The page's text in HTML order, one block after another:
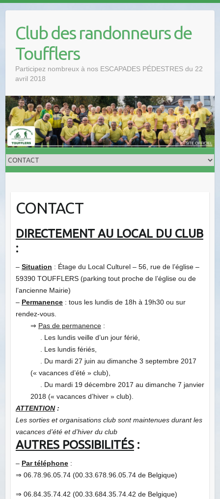
Club des randonneurs de
Toufflers
Participez nombreux à nos ESCAPADES PÉDESTRES du 22
avril 2018
CONTACT
DIRECTEMENT AU LOCAL DU CLUB
:
– Situation : Étage du Local Culturel – 56, rue de l’église –
59390 TOUFFLERS (parking tout proche de l’église ou de
l’ancienne Mairie)
– Permanence: tous les lundis de 18h à 19h30 ou sur
rendez-vous.
⇒ Pas de permanence:
. Les lundis veille d’un jour férié,
. Les lundis fériés,
. Du mardi 27 juin au dimanche 3 septembre 2017
(« vacances d’été » club),
. Du mardi 19 décembre 2017 au dimanche 7 janvier
2018 (« vacances d’hiver » club).
ATTENTION:
Les sorties et organisations club sont maintenues durant les
vacances d’été et d’hiver du club
AUTRES POSSIBILITÉS:
– Par téléphone:
⇒ 06.78.96.05.74 (00.33.678.96.05.74 de Belgique)
⇒ 06.84.35.74.42 (00.33.684.35.74.42 de Belgique)